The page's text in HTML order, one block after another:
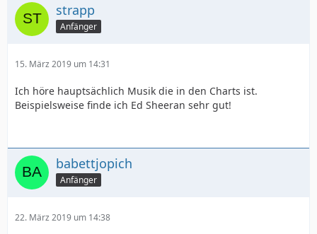
strapp
Anfänger
15. März 2019 um 14:31
Ich höre hauptsächlich Musik die in den Charts ist.
Beispielsweise finde ich Ed Sheeran sehr gut!
babettjopich
Anfänger
22. März 2019 um 14:38